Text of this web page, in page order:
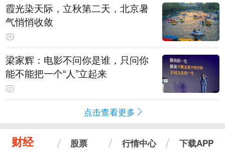
霞光染天际，立秋第二天，北京暑
气悄悄收敛
梁家辉：电影不问你是谁，只问你
能不能把一个“人”立起来
点击查看更多
财经 股票 行情中心 下载APP